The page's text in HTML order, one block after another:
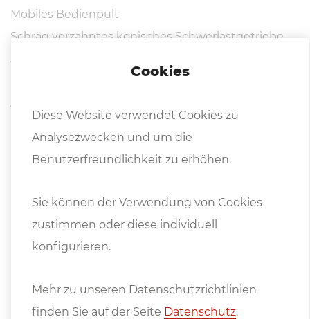
Mobiles Bedienpult
Schräg verzahntes konisches Schwerlastgetriebe
Angetriebene Späne Bürste
Bandführung über Hartmetallplatten und Rollen
Automatische Bandbruchsicherung
Hydraulische Anhebung des Sägerahmens
Cookies
Diese Website verwendet Cookies zu
Analysezwecken und um die
Benutzerfreundlichkeit zu erhöhen.
Sie können der Verwendung von Cookies
zustimmen oder diese individuell
konfigurieren.
Mehr zu unseren Datenschutzrichtlinien
finden Sie auf der Seite Datenschutz.